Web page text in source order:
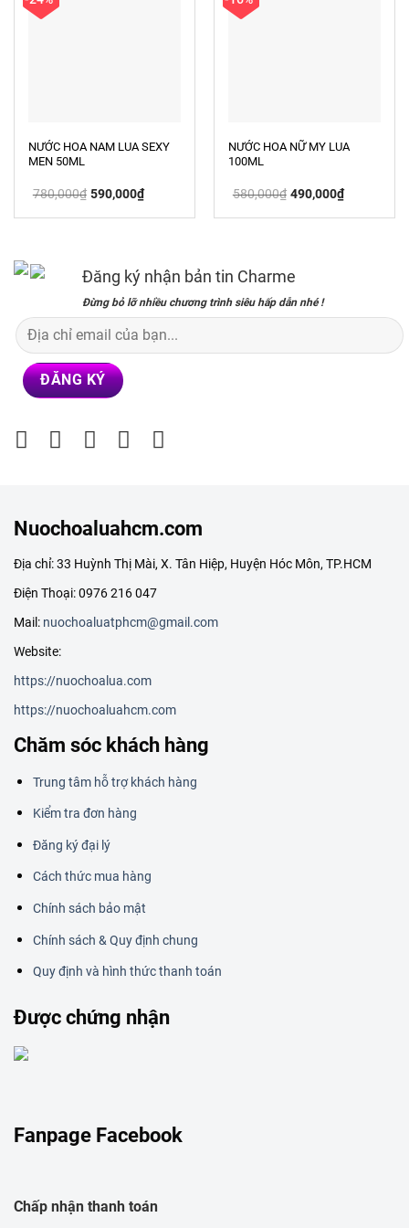
NƯỚC HOA NAM LUA SEXY
MEN 50ML
780,000₫ Giá
gốc
590,000₫Giá
hiện
NƯỚC HOA NỮ MY LUA
100ML
580,000₫ Giá
gốc
490,000₫Giá
hiện
Đăng ký nhận bản tin Charme
Đừng bỏ lỡ nhiều chương trình siêu hấp dẫn nhé !
Nuochoaluahcm.com
Địa chỉ: 33 Huỳnh Thị Mài, X. Tân Hiệp, Huyện Hóc Môn, TP.HCM
Điện Thoại: 0976 216 047
Mail: nuochoaluatphcm@gmail.com
Website:
https://nuochoalua.com
https://nuochoaluahcm.com
Chăm sóc khách hàng
Trung tâm hỗ trợ khách hàng
Kiểm tra đơn hàng
Đăng ký đại lý
Cách thức mua hàng
Chính sách bảo mật
Chính sách & Quy định chung
Quy định và hình thức thanh toán
Được chứng nhận
Fanpage Facebook
Chấp nhận thanh toán